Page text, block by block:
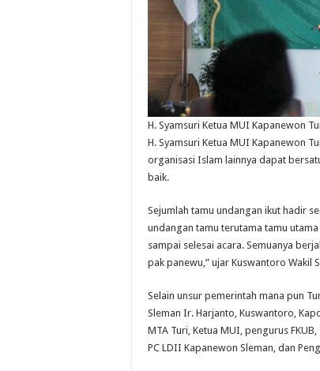
H. Syamsuri Ketua MUI Kapanewon
H. Syamsuri Ketua MUI Kapanewon
organisasi Islam lainnya dapat
baik.
Sejumlah tamu undangan ikut hadir
undangan tamu terutama tamu
sampai selesai acara. Semuanya
pak panewu,” ujar Kuswantoro Wakil
Selain unsur pemerintah mana pun
Sleman Ir. Harjanto, Kuswantoro,
MTA Turi, Ketua MUI, pengurus
PC LDII Kapanewon Sleman, dan